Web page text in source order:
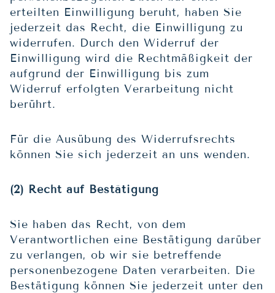
erteilten Einwilligung beruht, haben Sie
jederzeit das Recht, die Einwilligung zu
widerrufen. Durch den Widerruf der
Einwilligung wird die Rechtmäßigkeit der
aufgrund der Einwilligung bis zum
Widerruf erfolgten Verarbeitung nicht
berührt.
Für die Ausübung des Widerrufsrechts
können Sie sich jederzeit an uns wenden.
(2) Recht auf Bestätigung
Sie haben das Recht, von dem
Verantwortlichen eine Bestätigung darüber
zu verlangen, ob wir sie betreffende
personenbezogene Daten verarbeiten. Die
Bestätigung können Sie jederzeit unter den